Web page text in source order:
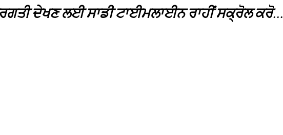
ਦੇਖਣ ਲਈ ਸਾਡੀ ਟਾਈਮਲਾਈਨ ਰਾਹੀਂ ਸਕ੍ਰੋਲ ਕਰੋ...